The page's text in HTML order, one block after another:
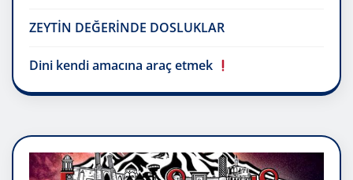
ZEYTİN DEĞERİNDE DOSLUKLAR
Dini kendi amacına araç etmek